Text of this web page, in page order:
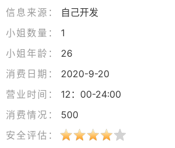
信息来源：
自己开发
小姐数量：
1
小姐年龄：
26
消费日期：
2020-9-20
营业时间：
12：00-24:00
消费情况：
500
安全评估：